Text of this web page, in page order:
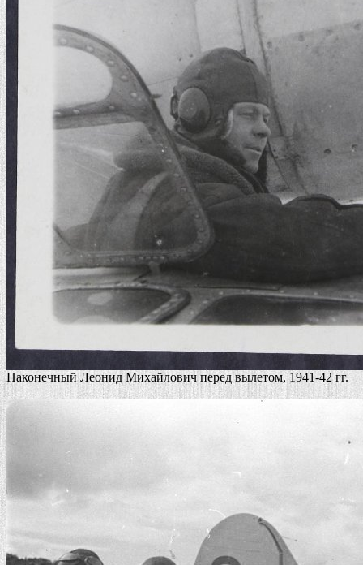
Наконечный Леонид Михайлович перед вылетом, 1941-42 гг.